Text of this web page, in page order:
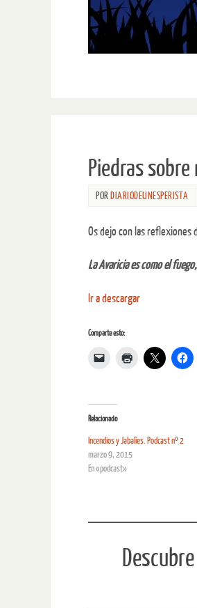
Piedras
POR DIARIODEUNESPERISTA
Os dejo con las reflexiones
La Avaricia es como el
Ir a descargar
Comparte esto:
Relacionado
Incendios y Jabalíes. Podcast nº 2
marzo 9, 2015
En «podcast»